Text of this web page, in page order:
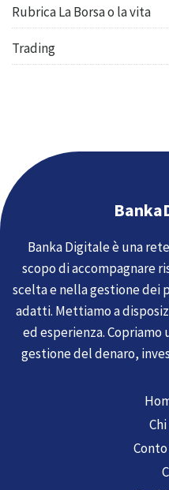
Rubrica La Borsa o la vita
Trading
Banka Digitale è una
scopo di accompagnare
scelta e nella gestione dei
adatti. Mettiamo a
ed esperienza. Copriamo
gestione del denaro,